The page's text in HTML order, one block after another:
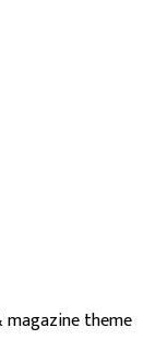
magazine theme